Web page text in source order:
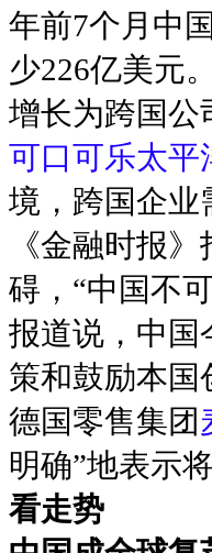
年前7个月中
少226亿美元
增长为跨国公
可口可乐太平
境，跨国企业
《金融时报
碍，“中国不
报道说，中国
策和鼓励本国
德国零售集团
明确”地表示
看走势